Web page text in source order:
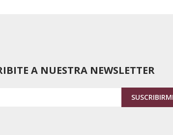
A NUESTRA NEWSLETTER